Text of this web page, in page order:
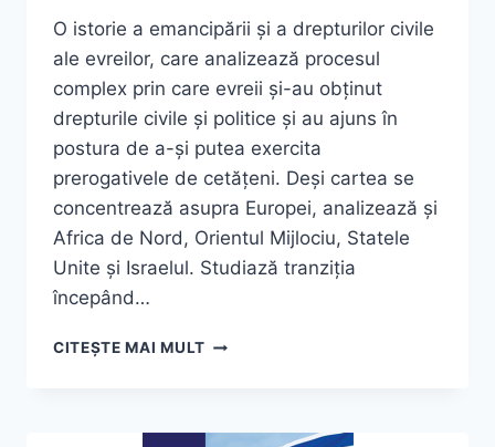
O istorie a emancipării și a drepturilor civile
ale evreilor, care analizează procesul
complex prin care evreii și-au obținut
drepturile civile și politice și au ajuns în
postura de a-și putea exercita
prerogativele de cetățeni. Deși cartea se
concentrează asupra Europei, analizează și
Africa de Nord, Orientul Mijlociu, Statele
Unite și Israelul. Studiază tranziția
începând…
CITEȘTE MAI MULTDAVID
O